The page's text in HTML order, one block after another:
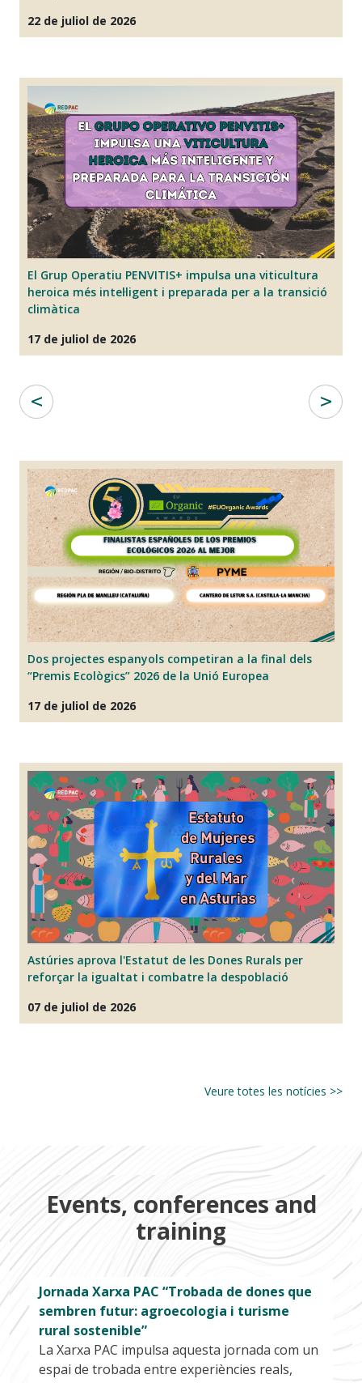
22 de juliol de 2026
El Grup Operatiu PENVITIS+ impulsa una viticultura
heroica més intel·ligent i preparada per a la transició
climàtica
17 de juliol de 2026
Dos projectes espanyols competiran a la final dels
“Premis Ecològics” 2026 de la Unió Europea
17 de juliol de 2026
Astúries aprova l'Estatut de les Dones Rurals per
reforçar la igualtat i combatre la despoblació
07 de juliol de 2026
Veure totes les notícies >>
Events, conferences and
training
Jornada Xarxa PAC “Trobada de dones que
sembren futur: agroecologia i turisme
rural sostenible”
La Xarxa PAC impulsa aquesta jornada com un
espai de trobada entre experiències reals,